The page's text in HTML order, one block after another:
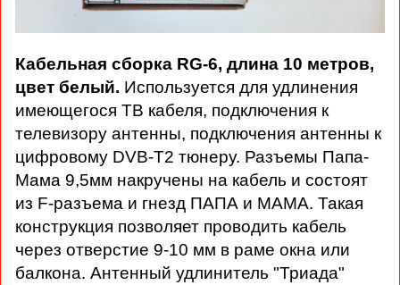
Кабельная сборка RG-6, длина 10 метров,
цвет белый. Используется для удлинения
имеющегося ТВ кабеля, подключения к
телевизору антенны, подключения антенны к
цифровому DVB-T2 тюнеру. Разъемы Папа-
Мама 9,5мм накручены на кабель и состоят
из F-разъема и гнезд ПАПА и МАМА. Такая
конструкция позволяет проводить кабель
через отверстие 9-10 мм в раме окна или
балкона. Антенный удлинитель "Триада"